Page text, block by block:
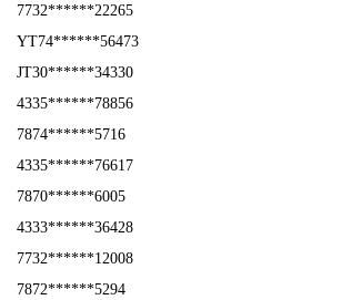
7732******22265
YT74******56473
JT30******34330
4335******78856
7874******5716
4335******76617
7870******6005
4333******36428
7732******12008
7872******5294